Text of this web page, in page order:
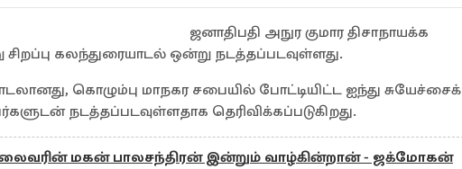
ஜனாதிபதி அநுர குமார திசாநாயக்க
கலந்துரையாடல் ஒன்று நடத்தப்படவுள்ளது.
கொழும்பு மாநகர சபையில் போட்டியிட்ட ஐந்து சுயேச்சைக்
நடத்தப்படவுள்ளதாக தெரிவிக்கப்படுகிறது.
மகன் பாலசந்திரன் இன்றும் வாழ்கின்றான் - ஜக்மோகன்